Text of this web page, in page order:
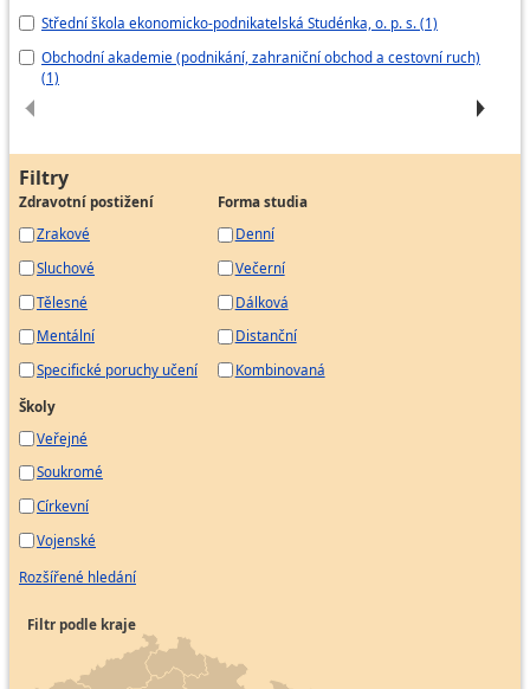
Likvidátor škod z pojištění osob
Pojišťovací poradce
Asistentka
Firemní recepční
Odborný účetní
Personalista
Media buyer
Specialista marketingu
Střední škola ekonomicko-podnikatelská Studénka, o. p. s. (1)
Obchodní akademie (podnikání, zahraniční obchod a cestovní ruch)
(1)
Filtry
Zdravotní postižení
Zrakové
Sluchové
Tělesné
Mentální
Specifické poruchy učení
Forma studia
Denní
Večerní
Dálková
Distanční
Kombinovaná
Školy
Veřejné
Soukromé
Církevní
Vojenské
Rozšířené hledání
Filtr podle kraje